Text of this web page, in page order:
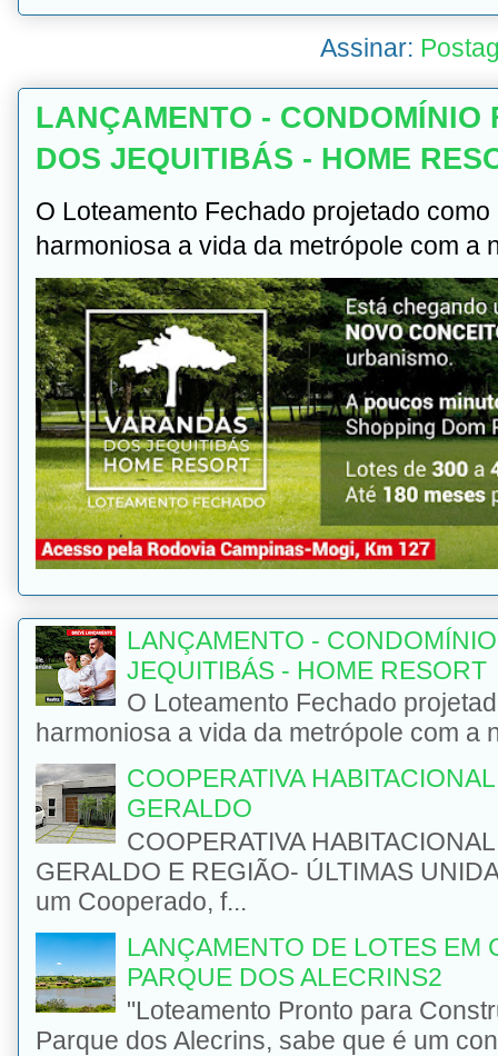
Assinar:
LANÇAMENTO - CONDOMÍNIO
DOS JEQUITIBÁS - HOME
O Loteamento Fechado projetado
harmoniosa a vida da metrópole com a
LANÇAMENTO -
JEQUITIBÁS - HOME RESORT
O Loteamento Fechado
harmoniosa a vida da metrópole com a
COOPERATIVA
GERALDO
COOPERATIVA
GERALDO E REGIÃO- ÚLTIMAS
um Cooperado, f...
LANÇAMENTO DE LOTES EM
PARQUE DOS ALECRINS2
"Loteamento Pronto para
Parque dos Alecrins, sabe que é um